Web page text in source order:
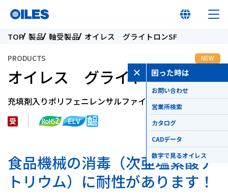
オイレス早わかり
オイレスとは
製品
イノベーション
困った時は
お問い合わせ
営業所検索
カタログ
CADデータ
数字で見るオイレス
TOP 製品 軸受製品 オイレス グライトロンSF
PRODUCTS
オイレス グライトロンSF
NEW
充填剤入りポリフェニレンサルファイド軸受
食品機械の消毒（次亜塩素酸ナ
トリウム）に耐性があります！